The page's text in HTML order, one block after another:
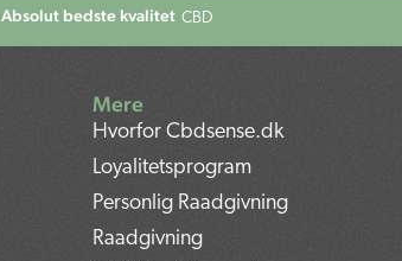
Absolut bedste kvalitet CBD
Mere
Hvorfor Cbdsense.dk
Loyalitetsprogram
Personlig Raadgivning
Raadgivning